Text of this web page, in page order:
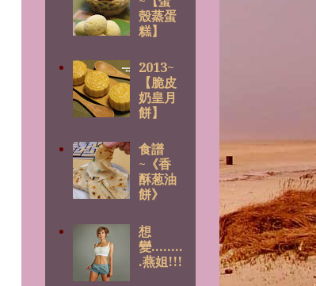
殼蒸蛋
糕】
2013~
【脆皮
奶皇月
餅】
食譜
~《香
酥葱油
餅》
想
變........
.燕姐!!!